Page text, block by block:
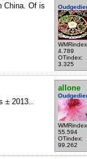
4.789
OTindex:
3.325
China. Of is
allone
55.594
OTindex:
99.262
± 2013..